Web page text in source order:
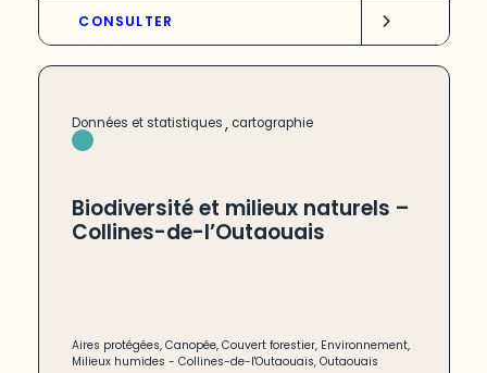
CONSULTER
Données et statistiques, cartographie
Biodiversité et milieux naturels –
Collines-de-l’Outaouais
Aires protégées,Canopée,Couvert forestier, Environnement,
Milieux humides -Collines-de-l'Outaouais,Outaouais